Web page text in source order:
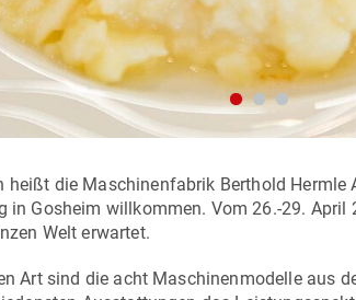
die Maschinenfabrik Berthold Hermle
Gosheim willkommen. Vom 26.-29. April
Welt erwartet.
Art sind die acht Maschinenmodelle aus